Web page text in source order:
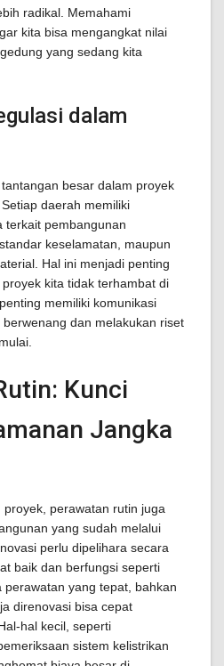
radikal. Memahami
kita bisa mengangkat nilai
yang sedang kita
dalam
besar dalam proyek
daerah memiliki
terkait pembangunan
keselamatan, maupun
Hal ini menjadi penting
kita tidak terhambat di
memiliki komunikasi
dan melakukan riset
Kunci
Jangka
perawatan rutin juga
yang sudah melalui
perlu dipelihara secara
baik dan berfungsi seperti
perawatan yang tepat, bahkan
direnovasi bisa cepat
hal kecil, seperti
sistem kelistrikan